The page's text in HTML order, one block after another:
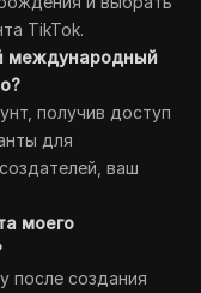
TikTok.
международный
получив доступ
для
ваш
моего
после создания